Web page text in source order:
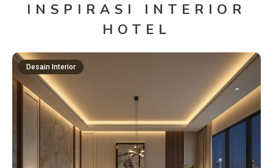
INSPIRASI INTERIOR
HOTEL
Desain Interior